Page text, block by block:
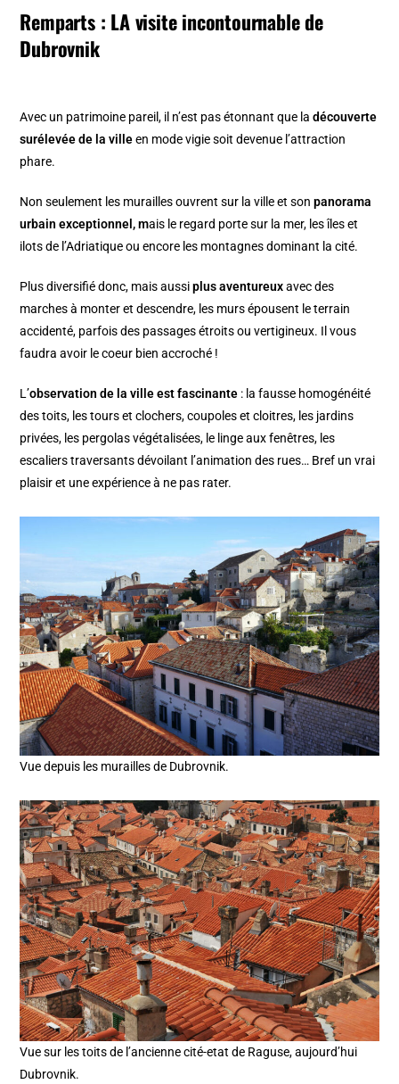
Remparts : LA visite incontournable de
Dubrovnik
Avec un patrimoine pareil, il n’est pas étonnant que ladécouverte
surélevée de la villeen mode vigie soit devenue l’attraction
phare.
Non seulement les murailles ouvrent sur la ville et sonpanorama
urbain exceptionnel, mais le regard porte sur la mer, les îles et
ilots de l’Adriatique ou encore les montagnes dominant la cité.
Plus diversifié donc, mais aussiplus aventureuxavec des
marches à monter et descendre, les murs épousent le terrain
accidenté, parfois des passages étroits ou vertigineux. Il vous
faudra avoir le coeur bien accroché !
L’observation de la ville est fascinante : la fausse homogénéité
des toits, les tours et clochers, coupoles et cloitres, les jardins
privées, les pergolas végétalisées, le linge aux fenêtres, les
escaliers traversants dévoilant l’animation des rues… Bref un vrai
plaisir et une expérience à ne pas rater.
Vue depuis les murailles de Dubrovnik.
Vue sur les toits de l’ancienne cité-etat de Raguse, aujourd’hui
Dubrovnik.